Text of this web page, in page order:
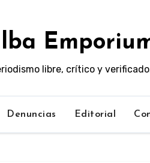
libre, crítico y
Denuncias Editorial